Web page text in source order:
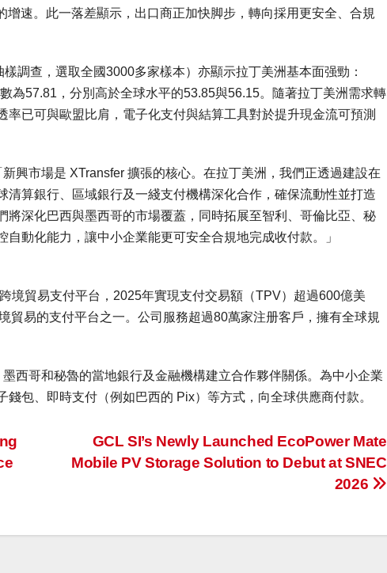
速。此一落差顯示，出口商正加快脚步，轉向採用更安全、合規
調查，選取全國3000多家樣本）亦顯示拉丁美洲基本面强勁：
為57.81，分別高於全球水平的53.85與56.15。隨著拉丁美洲需求轉
已可與歐盟比肩，電子化支付與結算工具對於提升現金流可預測
新興市場是 XTransfer 擴張的核心。在拉丁美洲，我們正透過建設在
算銀行、區域銀行及一綫支付機構深化合作，確保流動性並打造
深化巴西與墨西哥的市場覆蓋，同時拓展至智利、哥倫比亞、秘
動化能力，讓中小企業能更可安全合規地完成收付款。」
境貿易支付平台，2025年實現支付交易額（TPV）超過600億美
貿易的支付平台之一。公司服務超過80萬家注册客戶，擁有全球規
西哥和秘魯的當地銀行及金融機構建立合作夥伴關係。為中小企業
包、即時支付（例如巴西的 Pix）等方式，向全球供應商付款。
GCL SI’s Newly Launched EcoPower Mate
Mobile PV Storage Solution to Debut at SNEC
2026